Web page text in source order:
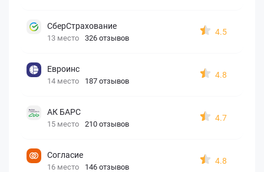
СберСтрахование
13 место 326 отзывов
4.5
Евроинс
14 место 187 отзывов
4.8
АК БАРС
15 место 210 отзывов
4.7
Согласие
16 место 146 отзывов
4.8